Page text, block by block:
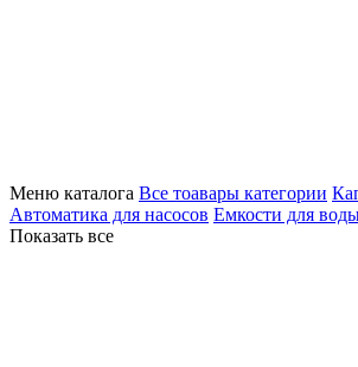
Меню каталога Все тоавары категории
Автоматика для насосов Емкости для
Показать все